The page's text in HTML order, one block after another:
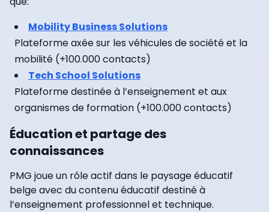
Mobility Business Solutions
Plateforme axée sur les véhicules de société et la
mobilité (+100.000 contacts)
Tech School Solutions
Plateforme destinée à l’enseignement et aux
organismes de formation (+100.000 contacts)
Éducation et partage des
connaissances
PMG joue un rôle actif dans le paysage éducatif
belge avec du contenu éducatif destiné à
l’enseignement professionnel et technique.